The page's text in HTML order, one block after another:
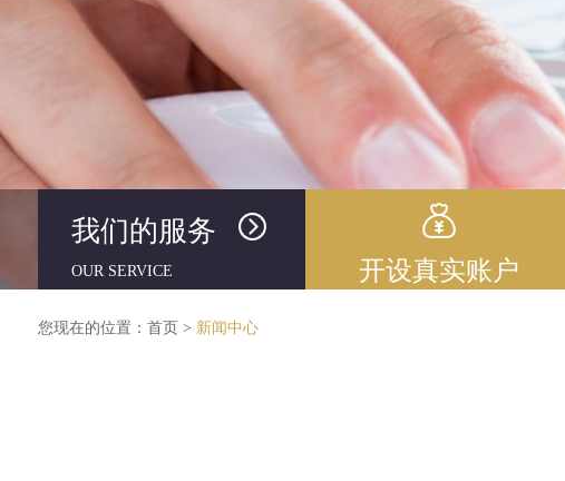
我们的服务
OUR SERVICE 开设真实账户
您现在的位置： 首页 > 新闻中心